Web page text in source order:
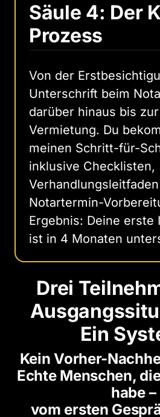
Säule 4: Der
Prozess
Von der
Unterschrift beim
darüber hinaus bis zur
Vermietung. Du
meinen Schritt-für-
inklusive Checklisten,
Notartermin-
Ergebnis: Deine erste
ist in 4 Monaten
Drei
Ein
Kein Vorher-
Echte Menschen,
habe –
vom ersten